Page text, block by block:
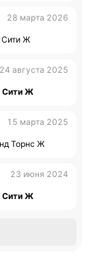
28 марта 2026
Сити Ж
24 августа 2025
Сити Ж
15 марта 2025
Торнс Ж
23 июня 2024
Сити Ж